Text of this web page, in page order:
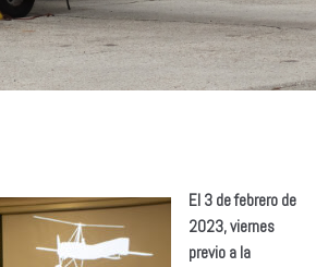
El 3 de febrero de
2023, viernes
previo a la